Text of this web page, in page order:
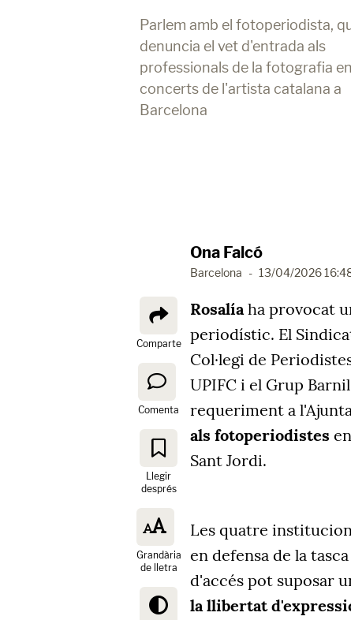
Parlem amb el fotoperiodista,
denuncia el vet d'entrada als
professionals de la fotografia
concerts de l'artista catalana a
Barcelona
Ona Falcó
Barcelona - 13/04/2026
Comparte
Comenta
Llegir
després
Grandària
de lletra
Rosalíaha provocat
periodístic. El
Col·legi de
UPIFC i el Grup
requeriment a
als fotoperiodistes
Sant Jordi.
Les quatre
en defensa de la
d'accés pot suposar
la llibertat